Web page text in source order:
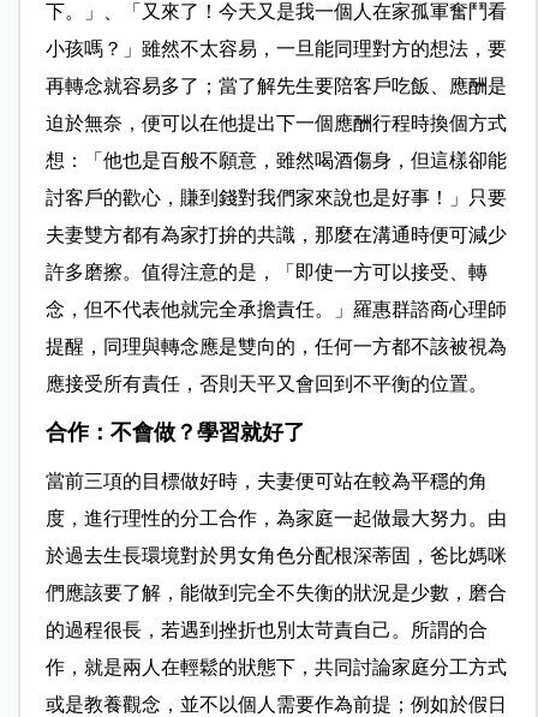
下。」、「又來了！今天又是我一個人在家孤軍奮鬥看
小孩嗎？」雖然不太容易，一旦能同理對方的想法，要
再轉念就容易多了；當了解先生要陪客戶吃飯、應酬是
迫於無奈，便可以在他提出下一個應酬行程時換個方式
想：「他也是百般不願意，雖然喝酒傷身，但這樣卻能
討客戶的歡心，賺到錢對我們家來說也是好事！」只要
夫妻雙方都有為家打拚的共識，那麼在溝通時便可減少
許多磨擦。值得注意的是，「即使一方可以接受、轉
念，但不代表他就完全承擔責任。」羅惠群諮商心理師
提醒，同理與轉念應是雙向的，任何一方都不該被視為
應接受所有責任，否則天平又會回到不平衡的位置。
合作：不會做？學習就好了
當前三項的目標做好時，夫妻便可站在較為平穩的角
度，進行理性的分工合作，為家庭一起做最大努力。由
於過去生長環境對於男女角色分配根深蒂固，爸比媽咪
們應該要了解，能做到完全不失衡的狀況是少數，磨合
的過程很長，若遇到挫折也別太苛責自己。所謂的合
作，就是兩人在輕鬆的狀態下，共同討論家庭分工方式
或是教養觀念，並不以個人需要作為前提；例如於假日